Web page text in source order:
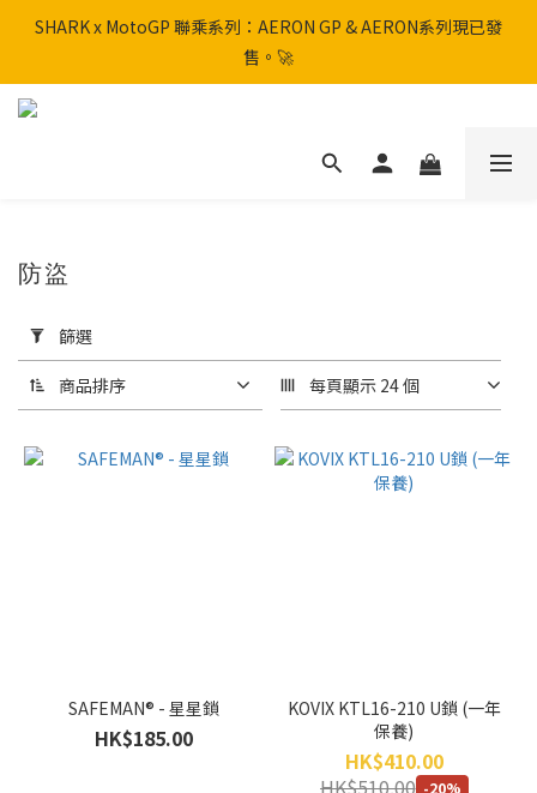
SHARK x MotoGP 聯乘系列：AERON GP & AERON系列現已發
售。🚀
SHARK x MotoGP 聯乘系列：AERON GP & AERON系列現已發
售。🚀
📦 【全新上架】NHK Helmet 到貨通知：S1GP & K5R 熱銷款式全
SHARK x MotoGP 聯乘系列：AERON GP & AERON系列現已發
用
篩
選
(0/20)
(1)
防盜
篩選
商品排序 每頁顯示 24 個
SAFEMAN® - 星星鎖
HK$185.00
KOVIX KTL16-210 U鎖 (一年
保養)
HK$410.00
-20%